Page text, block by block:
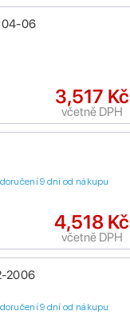
04-06
3,517 Kč
včetně DPH
9 dní od nákupu
4,518 Kč
včetně DPH
2006
9 dní od nákupu